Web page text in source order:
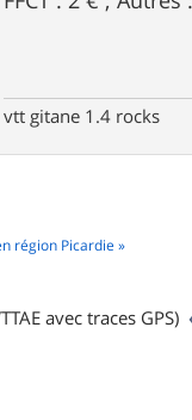
vtt gitane 1.4 rocks
région Picardie »
avec traces GPS)